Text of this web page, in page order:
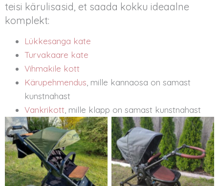
teisi kärulisasid, et saada kokku ideaalne
komplekt:
Lükkesanga kate
Turvakaare kate
Vihmakile kott
Kärupehmendus , mille kannaosa on samast
kunstnahast
Vankrikott , mille klapp on samast kunstnahast